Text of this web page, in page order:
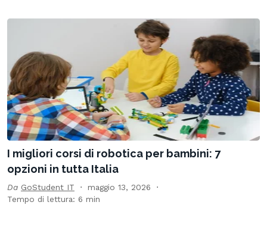
I migliori corsi di robotica per bambini: 7
opzioni in tutta Italia
Da GoStudent IT
maggio 13, 2026
Tempo di lettura: 6 min